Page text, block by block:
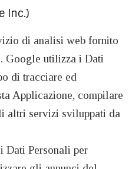
Inc.)
di analisi web fornito
Google utilizza i Dati
di tracciare ed
Applicazione, compilare
altri servizi sviluppati da
Dati Personali per